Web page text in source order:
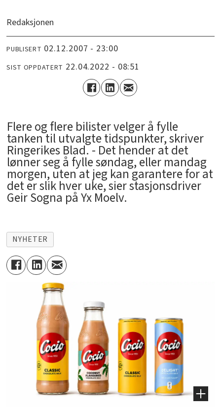
Redaksjonen
PUBLISERT 02.12.2007 - 23:00
SIST OPPDATERT 22.04.2022 - 08:51
Flere og flere bilister velger å fylle
tanken til utvalgte tidspunkter, skriver
Ringerikes Blad. - Det hender at det
lønner seg å fylle søndag, eller mandag
morgen, uten at jeg kan garantere for at
det er slik hver uke, sier stasjonsdriver
Geir Sogna på Yx Moelv.
NYHETER